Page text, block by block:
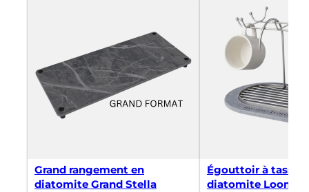
Grand rangement en
diatomite Grand Stella
Égouttoir à tasse
diatomite Loom